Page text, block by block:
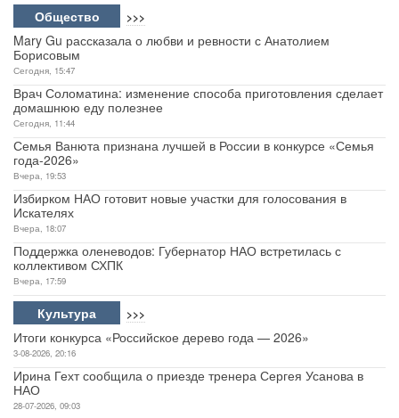
Общество >>>
Mary Gu рассказала о любви и ревности с Анатолием
Борисовым
Сегодня, 15:47
Врач Соломатина: изменение способа приготовления сделает
домашнюю еду полезнее
Сегодня, 11:44
Семья Ванюта признана лучшей в России в конкурсе «Семья
года-2026»
Вчера, 19:53
Избирком НАО готовит новые участки для голосования в
Искателях
Вчера, 18:07
Поддержка оленеводов: Губернатор НАО встретилась с
коллективом СХПК
Вчера, 17:59
Культура >>>
Итоги конкурса «Российское дерево года — 2026»
3-08-2026, 20:16
Ирина Гехт сообщила о приезде тренера Сергея Усанова в
НАО
28-07-2026, 09:03